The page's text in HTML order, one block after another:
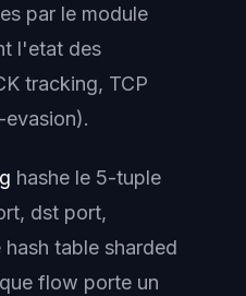
par le module
l'etat des
tracking, TCP
evasion).
hashe le 5-tuple
dst port,
table sharded
flow porte un